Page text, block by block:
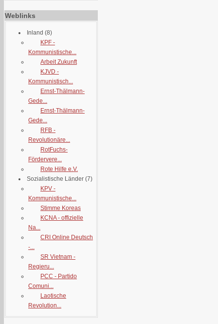
Weblinks
Inland (8)
KPF -
Kommunistische...
Arbeit Zukunft
KJVD -
Kommunistisch...
Ernst-Thälmann-
Gede...
Ernst-Thälmann-
Gede...
RFB -
Revolutionäre...
RotFuchs-
Fördervere...
Rote Hilfe e.V.
Sozialistische Länder (7)
KPV -
Kommunistische...
Stimme Koreas
KCNA - offizielle
Na...
CRI Online Deutsch
-...
SR Vietnam -
Regieru...
PCC - Partido
Comuni...
Laotische
Revolution...